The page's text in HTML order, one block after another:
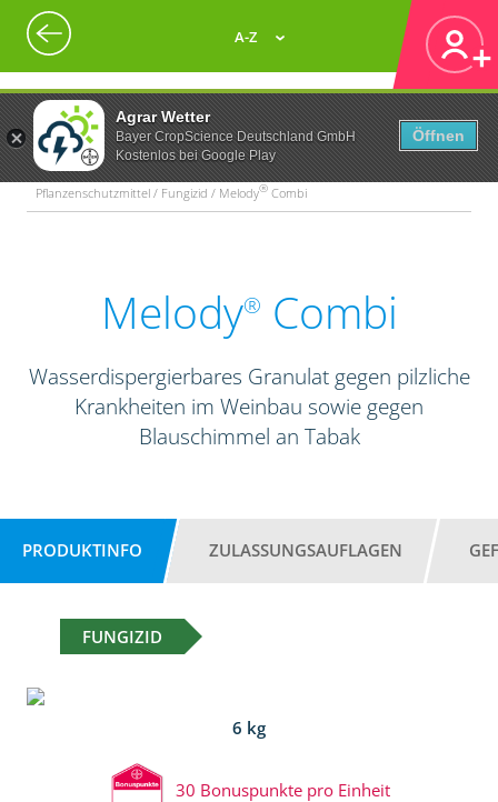
Agrar Wetter
Bayer CropScience Deutschland GmbH
Kostenlos bei Google Play
Öffnen
A-Z
Pflanzenschutzmittel / Fungizid / Melody® Combi
Melody® Combi
Wasserdispergierbares Granulat gegen pilzliche
Krankheiten im Weinbau sowie gegen
Blauschimmel an Tabak
PRODUKTINFO ZULASSUNGSAUFLAGEN
FUNGIZID
6 kg
30 Bonuspunkte pro Einheit